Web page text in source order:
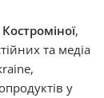
,
та медіа
у